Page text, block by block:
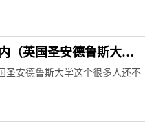
（英国圣安德鲁斯大
圣安德鲁斯大学这个很多人还不